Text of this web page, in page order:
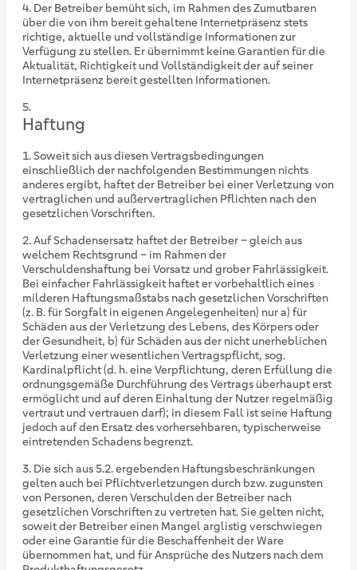
Der Betreiber bemüht sich, im Rahmen des Zumutbaren
über die von ihm bereit gehaltene Internetpräsenz stets
richtige, aktuelle und vollständige Informationen zur
Verfügung zu stellen. Er übernimmt keine Garantien für die
Aktualität, Richtigkeit und Vollständigkeit der auf seiner
Internetpräsenz bereit gestellten Informationen.
Haftung
Soweit sich aus diesen Vertragsbedingungen
einschließlich der nachfolgenden Bestimmungen nichts
anderes ergibt, haftet der Betreiber bei einer Verletzung von
vertraglichen und außervertraglichen Pflichten nach den
gesetzlichen Vorschriften.
Auf Schadensersatz haftet der Betreiber – gleich aus
welchem Rechtsgrund – im Rahmen der
Verschuldenshaftung bei Vorsatz und grober Fahrlässigkeit.
Bei einfacher Fahrlässigkeit haftet er vorbehaltlich eines
milderen Haftungsmaßstabs nach gesetzlichen Vorschriften
(z. B. für Sorgfalt in eigenen Angelegenheiten) nur a) für
Schäden aus der Verletzung des Lebens, des Körpers oder
der Gesundheit, b) für Schäden aus der nicht unerheblichen
Verletzung einer wesentlichen Vertragspflicht, sog.
Kardinalpflicht (d. h. eine Verpflichtung, deren Erfüllung die
ordnungsgemäße Durchführung des Vertrags überhaupt erst
ermöglicht und auf deren Einhaltung der Nutzer regelmäßig
vertraut und vertrauen darf); in diesem Fall ist seine Haftung
jedoch auf den Ersatz des vorhersehbaren, typischerweise
eintretenden Schadens begrenzt.
Die sich aus 5.2. ergebenden Haftungsbeschränkungen
gelten auch bei Pflichtverletzungen durch bzw. zugunsten
von Personen, deren Verschulden der Betreiber nach
gesetzlichen Vorschriften zu vertreten hat. Sie gelten nicht,
soweit der Betreiber einen Mangel arglistig verschwiegen
oder eine Garantie für die Beschaffenheit der Ware
übernommen hat, und für Ansprüche des Nutzers nach dem